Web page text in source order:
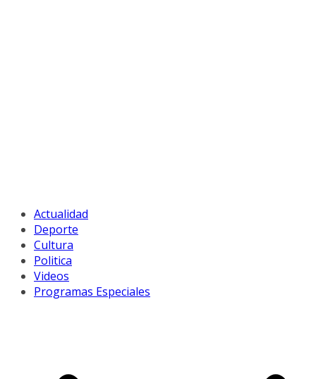
Actualidad
Deporte
Cultura
Politica
Videos
Programas Especiales